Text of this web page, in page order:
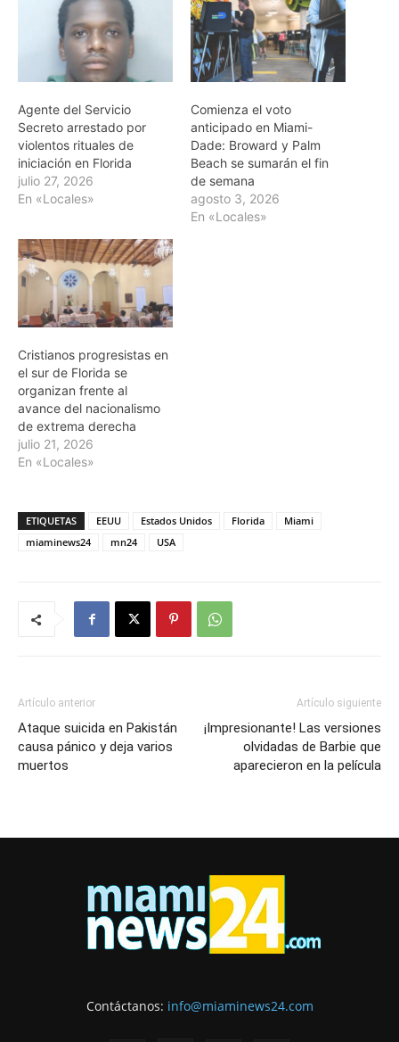
Agente del Servicio
Secreto arrestado por
violentos rituales de
iniciación en Florida
julio 27, 2026
En «Locales»
Comienza el voto
anticipado en Miami-
Dade: Broward y Palm
Beach se sumarán el fin
de semana
agosto 3, 2026
En «Locales»
Cristianos progresistas en
el sur de Florida se
organizan frente al
avance del nacionalismo
de extrema derecha
julio 21, 2026
En «Locales»
ETIQUETAS EEUU Estados Unidos Florida
Miami
miaminews24
mn24 USA
Artículo anterior
Ataque suicida en Pakistán
causa pánico y deja varios
muertos
Artículo siguiente
¡Impresionante! Las versiones
olvidadas de Barbie que
aparecieron en la película
Contáctanos: info@miaminews24.com